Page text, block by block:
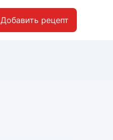
Добавить рецепт